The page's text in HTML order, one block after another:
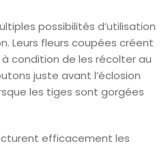
possibilités d’utilisation
Leurs fleurs coupées créent
condition de les récolter au
juste avant l’éclosion
les tiges sont gorgées
efficacement les